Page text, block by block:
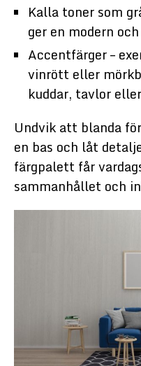
Kalla toner som
ger en modern
Accentfärger –
vinrött eller
kuddar, tavlor
Undvik att blanda
en bas och låt
färgpalett får
sammanhållet och